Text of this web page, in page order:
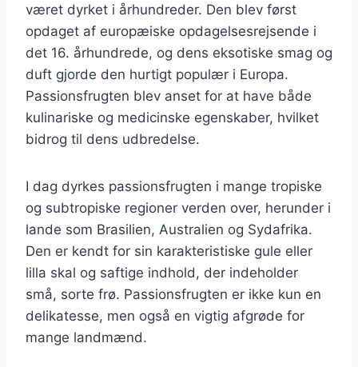
været dyrket i århundreder. Den blev først
opdaget af europæiske opdagelsesrejsende i
det 16. århundrede, og dens eksotiske smag og
duft gjorde den hurtigt populær i Europa.
Passionsfrugten blev anset for at have både
kulinariske og medicinske egenskaber, hvilket
bidrog til dens udbredelse.
I dag dyrkes passionsfrugten i mange tropiske
og subtropiske regioner verden over, herunder i
lande som Brasilien, Australien og Sydafrika.
Den er kendt for sin karakteristiske gule eller
lilla skal og saftige indhold, der indeholder
små, sorte frø. Passionsfrugten er ikke kun en
delikatesse, men også en vigtig afgrøde for
mange landmænd.